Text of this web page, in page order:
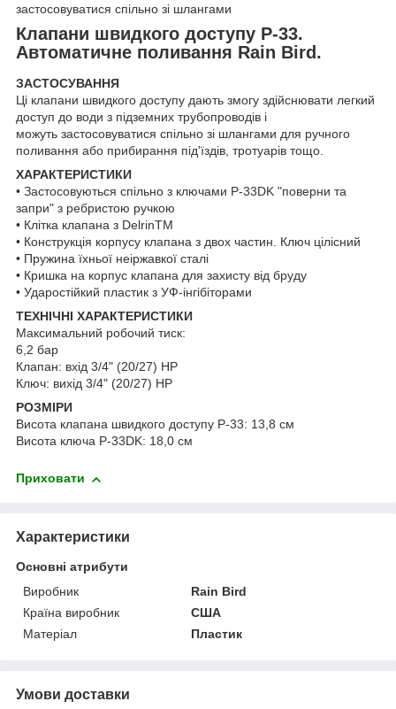
застосовуватися спільно зі шлангами
Клапани швидкого доступу P-33.
Автоматичне поливання Rain Bird.
ЗАСТОСУВАННЯ
Ці клапани швидкого доступу дають змогу здійснювати легкий
доступ до води з підземних трубопроводів і
можуть застосовуватися спільно зі шлангами для ручного
поливання або прибирання під'їздів, тротуарів тощо.
ХАРАКТЕРИСТИКИ
• Застосовуються спільно з ключами P-33DK "поверни та
запри" з ребристою ручкою
• Клітка клапана з DelrinTM
• Конструкція корпусу клапана з двох частин. Ключ цілісний
• Пружина їхньої неіржавкої сталі
• Кришка на корпус клапана для захисту від бруду
• Ударостійкий пластик з УФ-інгібіторами
ТЕХНІЧНІ ХАРАКТЕРИСТИКИ
Максимальний робочий тиск:
6,2 бар
Клапан: вхід 3/4" (20/27) НР
Ключ: вихід 3/4" (20/27) НР
РОЗМІРИ
Висота клапана швидкого доступу P-33: 13,8 см
Висота ключа P-33DK: 18,0 см
Приховати
Характеристики
Основні атрибути
Виробник
Rain Bird
Країна виробник
США
Матеріал
Пластик
Умови доставки